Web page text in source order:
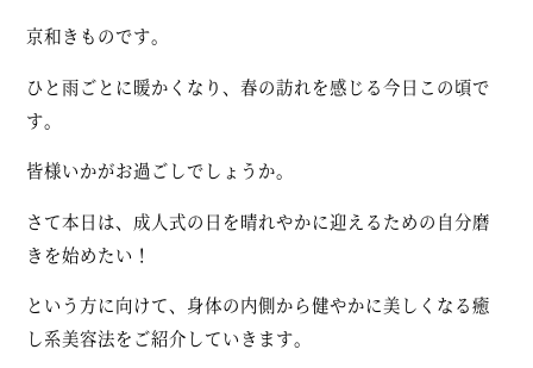
京和きものです。
ひと雨ごとに暖かくなり、春の訪れを感じる今日この頃で
す。
皆様いかがお過ごしでしょうか。
さて本日は、成人式の日を晴れやかに迎えるための自分磨
きを始めたい！
という方に向けて、身体の内側から健やかに美しくなる癒
し系美容法をご紹介していきます。